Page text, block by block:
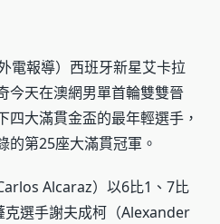
電報導）西班牙新星艾卡拉
今天在澳網男單首輪雙雙晉
四大滿貫金盃的最年輕選手，
的第25座大滿貫冠軍。
Alcaraz）以6比1、7比
克選手謝夫成柯（Alexander